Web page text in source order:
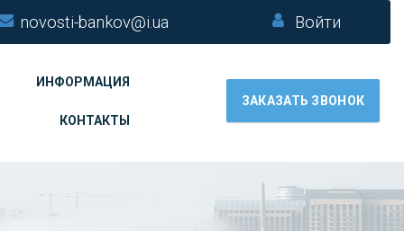
novosti-bankov@i.ua Войти
ИНФОРМАЦИЯ
КОНТАКТЫ
ЗАКАЗАТЬ ЗВОНОК